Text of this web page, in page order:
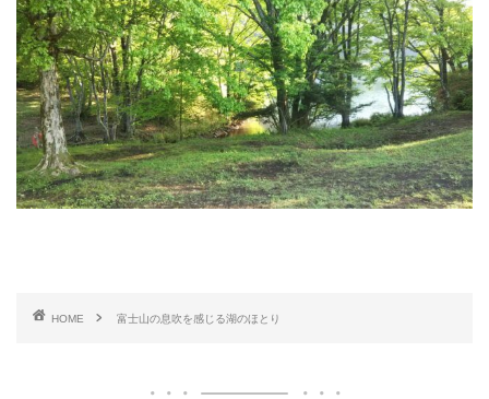
HOME 富士山の息吹を感じる湖のほとり